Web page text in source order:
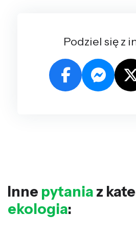
Podziel się z
Inne pytania z
ekologia: